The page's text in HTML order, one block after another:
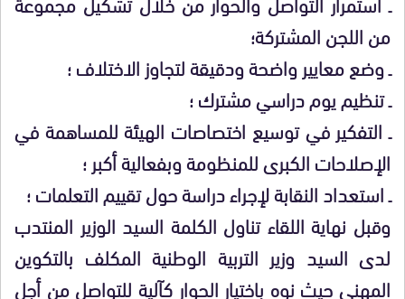
من اللجن المشتركة؛
ـ وضع معايير واضحة ودقيقة لتجاوز الاختلاف ؛
ـ تنظيم يوم دراسي مشترك ؛
ـ التفكير في توسيع اختصاصات الهيئة للمساهمة في
الإصلاحات الكبرى للمنظومة وبفعالية أكبر ؛
ـ استعداد النقابة لإجراء دراسة حول تقييم التعلمات ؛
وقبل نهاية اللقاء تناول الكلمة السيد الوزير المنتدب
لدى السيد وزير التربية الوطنية المكلف بالتكوين
المهني حيث نوه باختيار الحوار كآلية للتواصل من أجل